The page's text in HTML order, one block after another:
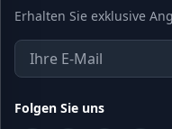
Erhalten Sie exklusive
Folgen Sie uns